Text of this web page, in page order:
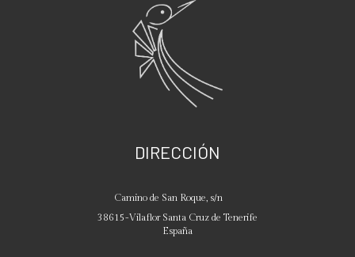
DIRECCIÓN
Camino de San Roque, s/n
38615-Vilaflor Santa Cruz de Tenerife
España